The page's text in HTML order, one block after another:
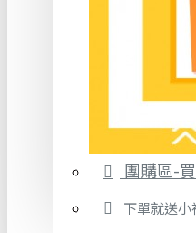
團購區-
下單就送小